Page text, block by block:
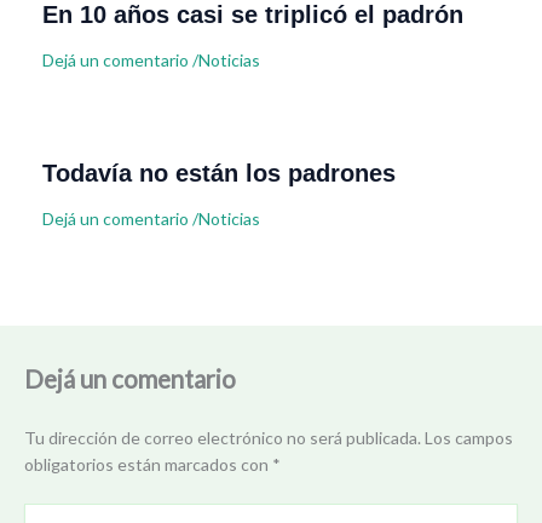
En 10 años casi se triplicó el padrón
Dejá un comentario /Noticias
Todavía no están los padrones
Dejá un comentario /Noticias
Dejá un comentario
Tu dirección de correo electrónico no será publicada. Los campos
obligatorios están marcados con *